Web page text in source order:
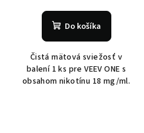
Do košíka
Čistá mätová sviežosť v
balení 1 ks pre VEEV ONE s
obsahom nikotínu 18 mg/ml.